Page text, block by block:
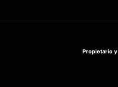
Propietario y